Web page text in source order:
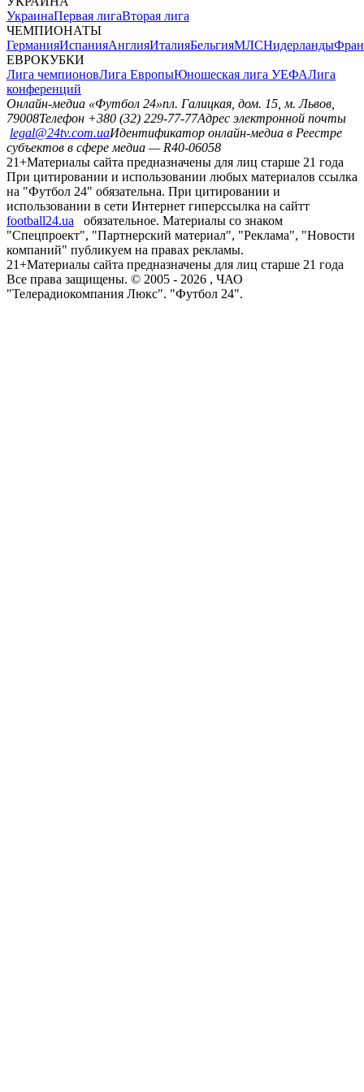
УкраинаПервая лигаВторая лига
ЧЕМПИОНАТЫ
ГерманияИспанияАнглияИталияБельгияМЛСНидерланды
ЕВРОКУБКИ
Лига чемпионовЛига ЕвропыЮношеская лига УЕФАЛига
конференций
Онлайн-медиа «Футбол 24»пл. Галицкая, дом. 15, м. Львов,
79008Телефон +380 (32) 229-77-77Адрес электронной почты
legal@24tv.com.uaИдентификатор онлайн-медиа в Реестре
субъектов в сфере медиа — R40-06058
21+Материалы сайта предназначены для лиц старше 21 года
При цитировании и использовании любых материалов ссылка
на "Футбол 24" обязательна. При цитировании и
использовании в сети Интернет гиперссылка на сайтт
football24.ua
обязательное. Материалы со знаком
"Спецпроект", "Партнерский материал", "Реклама", "Новости
компаний" публикуем на правах рекламы.
21+Материалы сайта предназначены для лиц старше 21 года
Все права защищены. © 2005 - 2026 , ЧАО
"Телерадиокомпания Люкс". "Футбол 24".